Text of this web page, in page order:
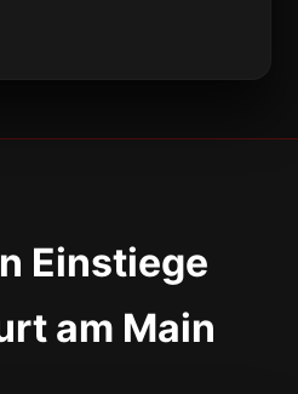
Einstiege
am Main